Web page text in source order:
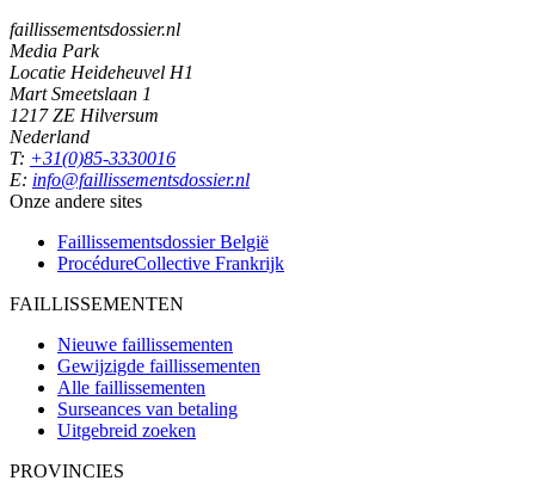
faillissementsdossier.nl
Media Park
Locatie Heideheuvel H1
Mart Smeetslaan 1
1217 ZE Hilversum
Nederland
T: +31(0)85-3330016
E: info@faillissementsdossier.nl
Onze andere sites
Faillissementsdossier België
ProcédureCollective Frankrijk
FAILLISSEMENTEN
Nieuwe faillissementen
Gewijzigde faillissementen
Alle faillissementen
Surseances van betaling
Uitgebreid zoeken
PROVINCIES